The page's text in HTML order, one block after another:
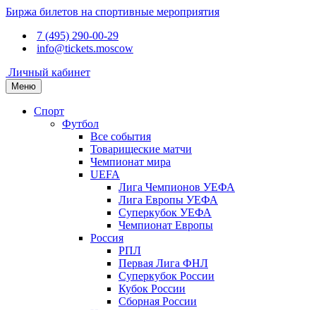
Биржа билетов на спортивные мероприятия
7 (495) 290-00-29
info@tickets.moscow
Личный кабинет
Меню
Спорт
Футбол
Все события
Товарищеские матчи
Чемпионат мира
UEFA
Лига Чемпионов УЕФА
Лига Европы УЕФА
Суперкубок УЕФА
Чемпионат Европы
Россия
РПЛ
Первая Лига ФНЛ
Суперкубок России
Кубок России
Сборная России